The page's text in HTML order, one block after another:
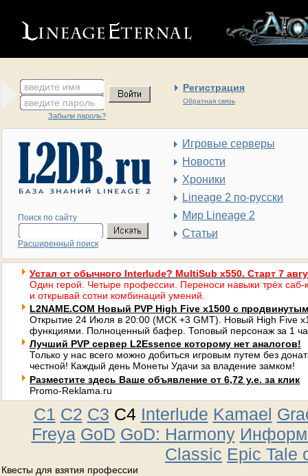
введите имя Регистрация
Обратная связь
введите пароль
Забыли пароль?
Поиск по сайту
Расширенный поиск
Игровые серверы
Новости
Хроники
Lineage 2 по-русски
Мир Lineage 2
Статьи
Устал от обычного Interlude? MultiSub x550. Старт 7
Один герой. Четыре профессии. Переноси навыки трёх саб-
и открывай сотни комбинаций умений.
L2NAME.COM Новый PVP High Five x1500 с
Открытие 24 Июля в 20:00 (МСК +3 GMT). Новый High Five
функциями. Полноценный бафер. Топовый персонаж за 1
Лучший PVP сервер L2Essence которому нет аналогов!
Только у нас всего можно добиться игровым путем без
честной! Каждый день Монеты Удачи за владение замком!
Разместите здесь Ваше объявление от 6,72 у.е. за клик
Promo-Reklama.ru
C1 C2 C3 C4 Interlude Kamael
Freya GoD GoD: Harmony
Classic Epic Tale
Квесты для взятия профессии